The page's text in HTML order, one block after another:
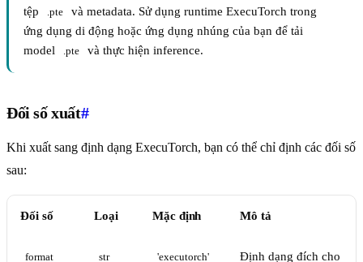
tệp
.pte
và metadata. Sử dụng runtime ExecuTorch trong
ứng dụng di động hoặc ứng dụng nhúng của bạn để tải
model
.pte và thực hiện inference.
Đối số xuất#
Khi xuất sang định dạng ExecuTorch, bạn có thể chỉ định các đối số
sau:
Đối số Loại Mặc định Mô tả
format str 'executorch'
Định dạng đích cho